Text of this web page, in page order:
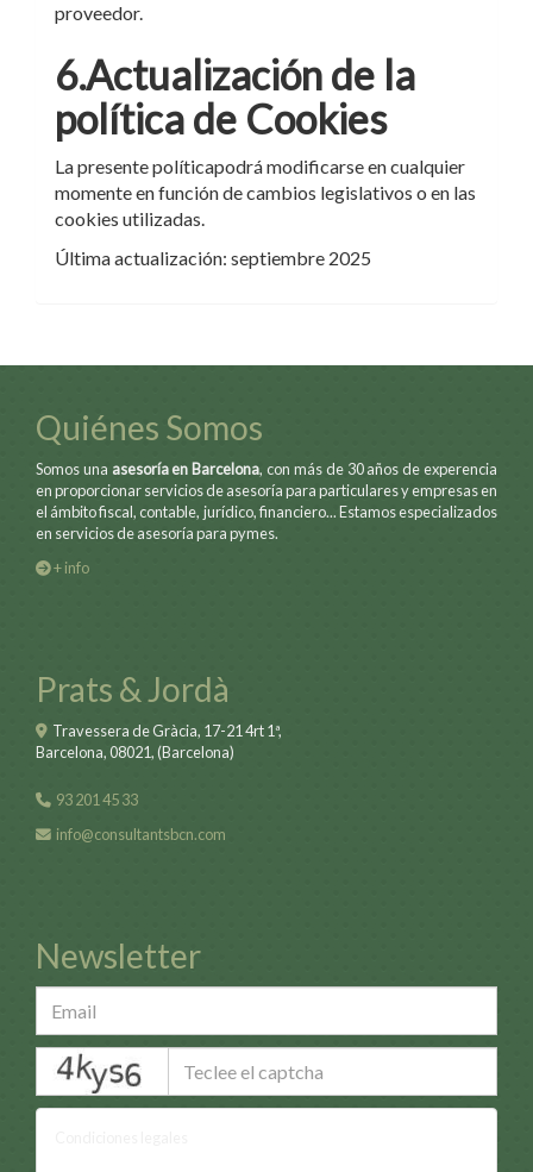
proveedor.
6.Actualización de la
política de Cookies
La presente políticapodrá modificarse en cualquier
momente en función de cambios legislativos o en las
cookies utilizadas.
Última actualización: septiembre 2025
Quiénes Somos
Somos una asesoría en Barcelona, con más de 30 años de experencia
en proporcionar servicios de asesoría para particulares y empresas en
el ámbito fiscal, contable, jurídico, financiero... Estamos especializados
en servicios de asesoría para pymes.
+ info
Prats & Jordà
Travessera de Gràcia, 17-21 4rt 1ª,
Barcelona,08021,(Barcelona)
93 201 45 33
info
consultantsbcn.com
Newsletter